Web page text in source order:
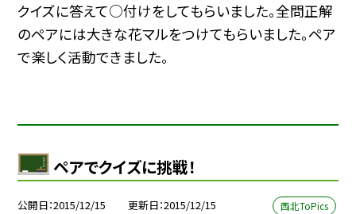
クイズに答えて○付けをしてもらいました。全問正解
のペアには大きな花マルをつけてもらいました。ペア
で楽しく活動できました。
ペアでクイズに挑戦！
公開日 2015/12/15 更新日 2015/12/15 西北ToPics